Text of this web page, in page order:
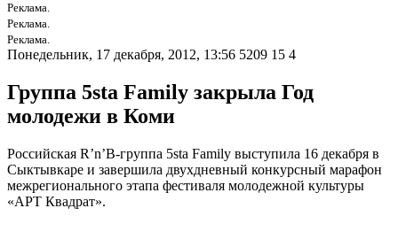
Реклама.
Реклама.
Реклама.
Понедельник, 17 декабря, 2012, 13:56 5209 15 4
Группа 5sta Family закрыла Год
молодежи в Коми
Российская R’n’B-группа 5sta Family выступила 16 декабря в
Сыктывкаре и завершила двухдневный конкурсный марафон
межрегионального этапа фестиваля молодежной культуры
«АРТ Квадрат».